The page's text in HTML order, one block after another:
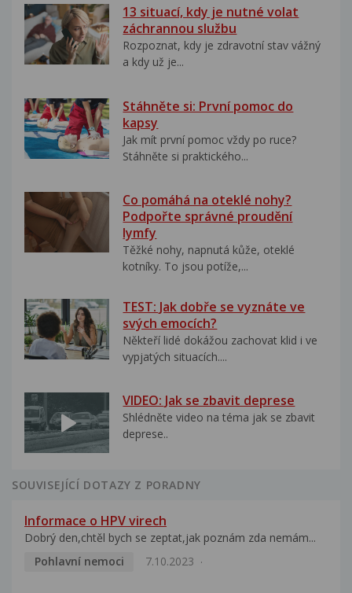
13 situací, kdy je nutné volat
záchrannou službu
Rozpoznat, kdy je zdravotní stav vážný
a kdy už je...
Stáhněte si: První pomoc do
kapsy
Jak mít první pomoc vždy po ruce?
Stáhněte si praktického...
Co pomáhá na oteklé nohy?
Podpořte správné proudění
lymfy
Těžké nohy, napnutá kůže, oteklé
kotníky. To jsou potíže,...
TEST: Jak dobře se vyznáte ve
svých emocích?
Někteří lidé dokážou zachovat klid i ve
vypjatých situacích....
VIDEO: Jak se zbavit deprese
Shlédněte video na téma jak se zbavit
deprese..
SOUVISEJÍCÍ DOTAZY Z PORADNY
Informace o HPV virech
Dobrý den,chtěl bych se zeptat,jak poznám zda nemám...
Pohlavní nemoci
7.10.2023